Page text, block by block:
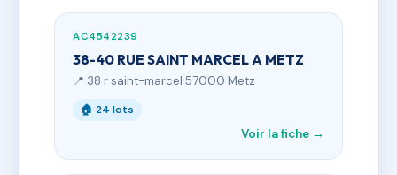
AC4542239
38-40 RUE SAINT MARCEL A METZ
📍 38 r saint-marcel 57000 Metz
🏠 24 lots
Voir la fiche →